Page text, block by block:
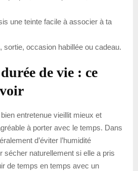
une teinte facile à associer à ta
sortie, occasion habillée ou cadeau.
de vie : ce
entretenue vieillit mieux et
à porter avec le temps. Dans
d’éviter l’humidité
sécher naturellement si elle a pris
de temps en temps avec un